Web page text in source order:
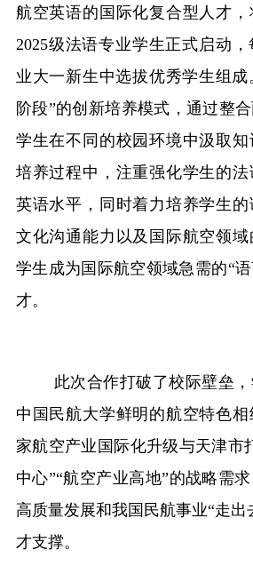
航空英语的国际化复合型人才 ，
2025级法语专业学生正式启动
业大一新生中选拔优秀学生组成
阶段”的创新培养模式， 通过整
学生在不同的校园环境中汲取知
培养过程中，注重强化学生的
英语水平，同时着力培养学生
文化沟通能力以及国际航空领
学生成为国际航空领域急需的“
才。
此次合作打破了校际壁垒
中国民航大学鲜明的航空特色
家航空产业国际化升级与天津市
中心”“航空产业高地”的战略需
高质量发展和我国民航事业“走出
才支撑。